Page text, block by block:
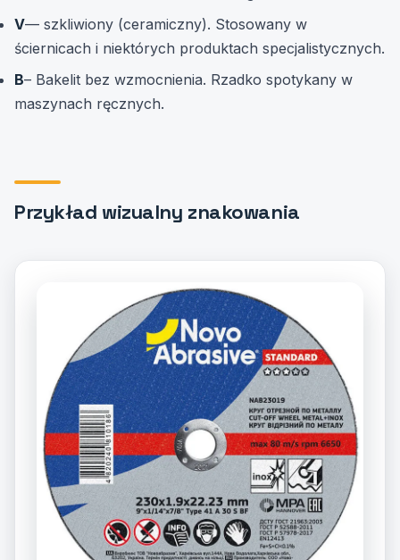
V— szkliwiony (ceramiczny). Stosowany w
ściernicach i niektórych produktach specjalistycznych.
B– Bakelit bez wzmocnienia. Rzadko spotykany w
maszynach ręcznych.
Przykład wizualny znakowania